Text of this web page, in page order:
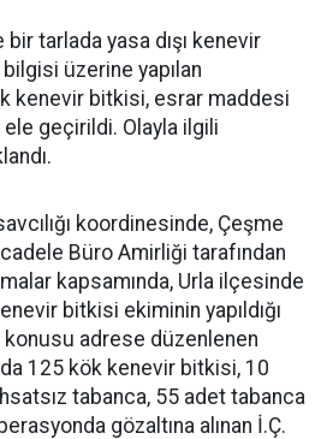
tarlada yasa dışı kenevir
bilgisi üzerine yapılan
kenevir bitkisi, esrar maddesi
geçirildi. Olayla ilgili
koordinesinde, Çeşme
Büro Amirliği tarafından
kapsamında, Urla ilçesinde
bitkisi ekiminin yapıldığı
konusu adrese düzenlenen
125 kök kenevir bitkisi, 10
tabanca, 55 adet tabanca
gözaltına alınan İ.Ç.